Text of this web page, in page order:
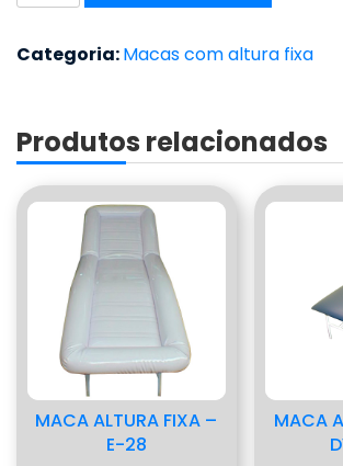
DMD-
Categoria:Macas com altura fixa
Produtos relacionados
MACA ALTURA FIXA –
E-28
MACA